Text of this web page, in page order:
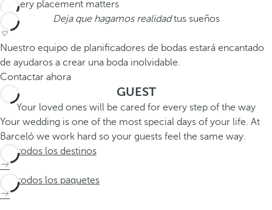
Deja que hagamos realidadtus sueños
Nuestro equipo de planificadores de bodas estará encantado
de ayudaros a crear una boda inolvidable.
Contactar ahora
GUEST
Your loved ones will be cared for every step of the way
Your wedding is one of the most special days of your life. At
Barceló we work hard so your guests feel the same way.
Ver todos los destinos
Ver todos los paquetes